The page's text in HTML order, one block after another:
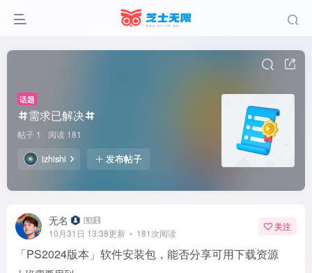
话题
需求已解决
帖子 1 阅读 181
izhishi 发布帖子
无名
10月31日 13:38更新 181次阅读
关注
「PS2024版本」软件安装包，能否分享可用下载资源